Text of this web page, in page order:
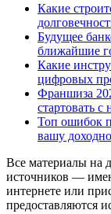
Какие
Будущее
ближайшие
Какие
цифровых
Франшиза
стартовать с
Топ ошибок
вашу
Все материалы на
источников —
интернете или
предоставляются